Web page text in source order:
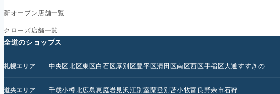
新オープン店舗一覧
クローズ店舗一覧
全道のショップス
札幌エリア 中央区北区東区白石区厚別区豊平区清田区南区西区手稲区大通すすきの
道央エリア 千歳小樽北広島恵庭岩見沢江別室蘭登別苫小牧富良野余市石狩